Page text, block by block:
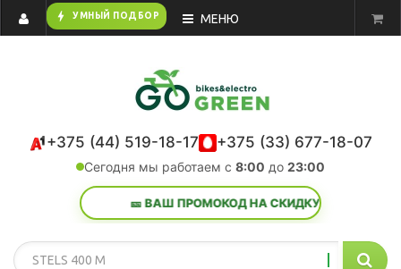
bolt УМНЫЙ ПОДБОР МЕНЮ
+375 (44) 519-18-17 +375 (33) 677-18-07
Сегодня мы работаем с 8:00 до 23:00
🎫 ВАШ ПРОМОКОД НА СКИДКУ: лето 26